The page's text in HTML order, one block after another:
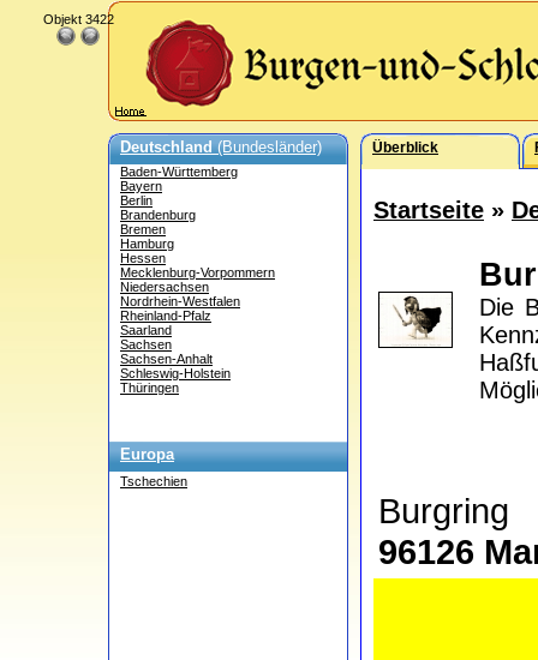
Deutschland(Bundesländer)
Baden-Württemberg
Bayern
Berlin
Brandenburg
Bremen
Hamburg
Hessen
Mecklenburg-Vorpommern
Niedersachsen
Nordrhein-Westfalen
Rheinland-Pfalz
Saarland
Sachsen
Sachsen-Anhalt
Schleswig-Holstein
Thüringen
Europa
Tschechien
Überblick
Startseite »
Die
Burgring
96126
Objekt 3422